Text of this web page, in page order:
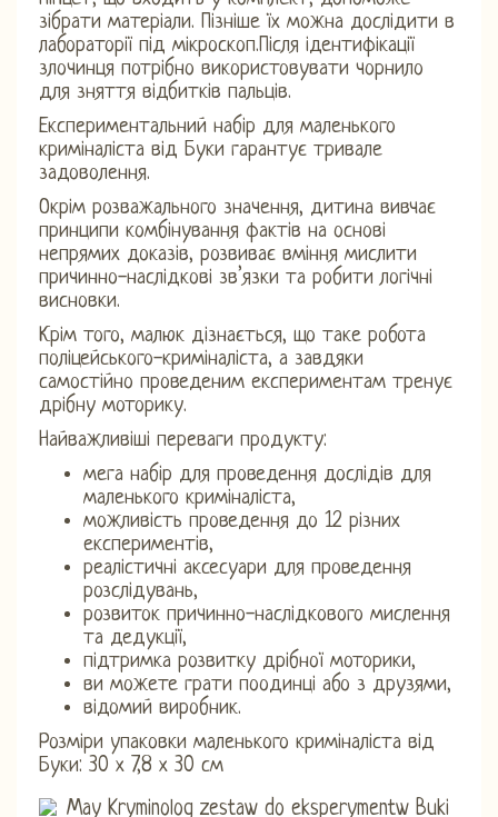
зібрати матеріали. Пізніше їх можна дослідити в
лабораторії під мікроскоп.Після ідентифікації
злочинця потрібно використовувати чорнило
для зняття відбитків пальців.
Експериментальний набір для маленького
криміналіста від Буки гарантує тривале
задоволення.
Окрім розважального значення, дитина вивчає
принципи комбінування фактів на основі
непрямих доказів, розвиває вміння мислити
причинно-наслідкові зв’язки та робити логічні
висновки.
Крім того, малюк дізнається, що таке робота
поліцейського-криміналіста, а завдяки
самостійно проведеним експериментам тренує
дрібну моторику.
Найважливіші переваги продукту:
мега набір для проведення дослідів для
маленького криміналіста,
можливість проведення до 12 різних
експериментів,
реалістичні аксесуари для проведення
розслідувань,
розвиток причинно-наслідкового мислення
та дедукції,
підтримка розвитку дрібної моторики,
ви можете грати поодинці або з друзями,
відомий виробник.
Розміри упаковки маленького криміналіста від
Буки: 30 х 7,8 х 30 см